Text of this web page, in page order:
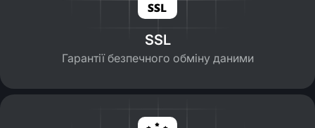
SSL
Гарантії безпечного обміну даними